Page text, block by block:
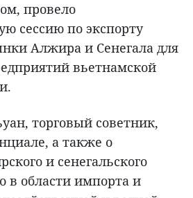
провело
сессию по экспорту
Алжира и Сенегала для
вьетнамской
торговый советник,
а также о
и сенегальского
в области импорта и